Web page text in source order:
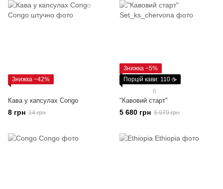
Знижка −42%
Кава у капсулах Congo
8 грн 14 грн
Знижка −5%
Порцій кави: 110 ☕
6
"Кавовий старт"
5 680 грн 5 979 грн